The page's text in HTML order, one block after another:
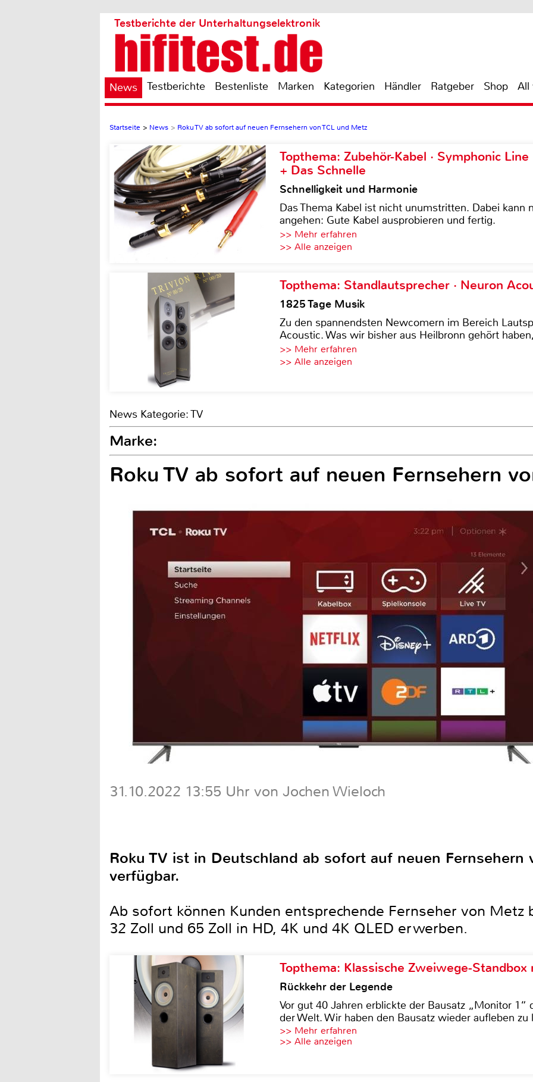
Testberichte der Unterhaltungselektronik
News Testberichte Bestenliste Marken Kategorien Händler Ratgeber Shop All
Startseite > News > Roku TV ab sofort auf neuen Fernsehern von TCL und Metz
Topthema: Zubehör-Kabel · Symphonic
+ Das Schnelle
Schnelligkeit und Harmonie
Das Thema Kabel ist nicht unumstritten. Dabei kann
angehen: Gute Kabel ausprobieren und fertig.
>> Mehr erfahren
>> Alle anzeigen
Topthema: Standlautsprecher · Neuron
1825 Tage Musik
Zu den spannendsten Newcomern im Bereich
Acoustic. Was wir bisher aus Heilbronn gehört
>> Mehr erfahren
>> Alle anzeigen
News Kategorie: TV
Marke:
Roku TV ab sofort auf neuen Fernsehern
31.10.2022 13:55 Uhr von Jochen Wieloch
Roku TV ist in Deutschland ab sofort auf neuen Fernsehern
verfügbar.
Ab sofort können Kunden entsprechende Fernseher von Metz
32 Zoll und 65 Zoll in HD, 4K und 4K QLED erwerben.
Topthema: Klassische Zweiwege-
Rückkehr der Legende
Vor gut 40 Jahren erblickte der Bausatz „Monitor 1“
der Welt. Wir haben den Bausatz wieder aufleben zu
>> Mehr erfahren
>> Alle anzeigen